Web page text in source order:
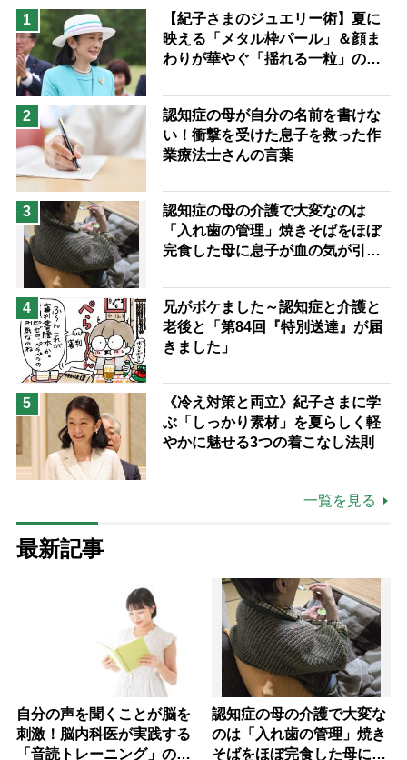
息子の遠距離介護サバイバル術
兄がボケました
便利なサービス
予防法
1
【紀子さまのジュエリー術】夏に
映える「メタル枠パール」＆顔ま
わりが華やぐ「揺れる一粒」の使
2
認知症の母が自分の名前を書けな
い！衝撃を受けた息子を救った作
業療法士さんの言葉
3
認知症の母の介護で大変なのは
「入れ歯の管理」焼きそばをほぼ
完食した母に息子が血の気が引い
4
兄がボケました～認知症と介護と
老後と「第84回『特別送達』が届
きました」
5
《冷え対策と両立》紀子さまに学
ぶ「しっかり素材」を夏らしく軽
やかに魅せる3つの着こなし法則
一覧を見る
最新記事
自分の声を聞くことが脳を
刺激！脳内科医が実践する
「音読トレーニング」の極
認知症の母の介護で大変な
のは「入れ歯の管理」焼き
そばをほぼ完食した母に息